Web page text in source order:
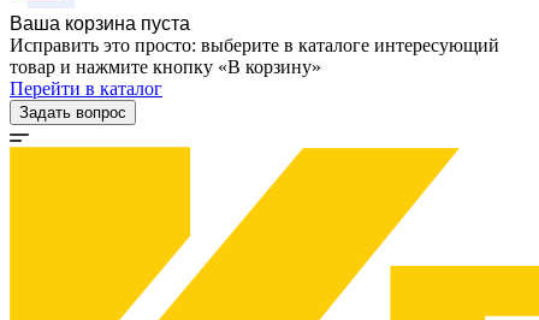
Ваша корзина пуста
Исправить это просто: выберите в каталоге интересующий
товар и нажмите кнопку «В корзину»
Перейти в каталог
Задать вопрос